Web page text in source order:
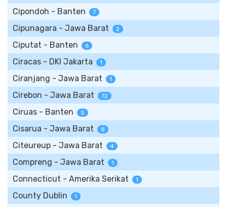
Cipondoh - Banten 7
Cipunagara - Jawa Barat 2
Ciputat - Banten 6
Ciracas - DKI Jakarta 1
Ciranjang - Jawa Barat 1
Cirebon - Jawa Barat 72
Ciruas - Banten 5
Cisarua - Jawa Barat 8
Citeureup - Jawa Barat 4
Compreng - Jawa Barat 1
Connecticut - Amerika Serikat 1
County Dublin 1